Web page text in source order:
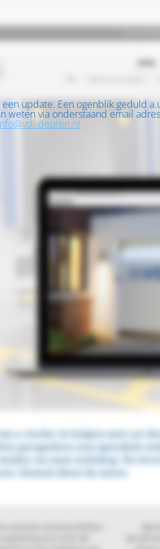
update. Een ogenblik geduld
weten via onderstaand email
deuren.nl